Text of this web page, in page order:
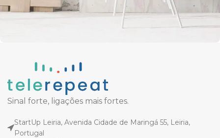
Accessories
Imperdiet mauris a nontin
Sinal forte, ligações mais fortes.
StartUp Leiria, Avenida Cidade de Maringá 55, Leiria,
Portugal